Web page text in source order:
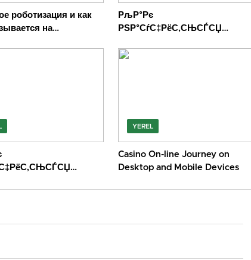
роботизация и как
на
РљР°Рє
РЅР°СѓС‡РёС‚СЊСЃСЏ
СЌС„С„РµРєС‚РЅС‹Рµ
YEREL
Casino On-line Journey on
Desktop and Mobile Devices